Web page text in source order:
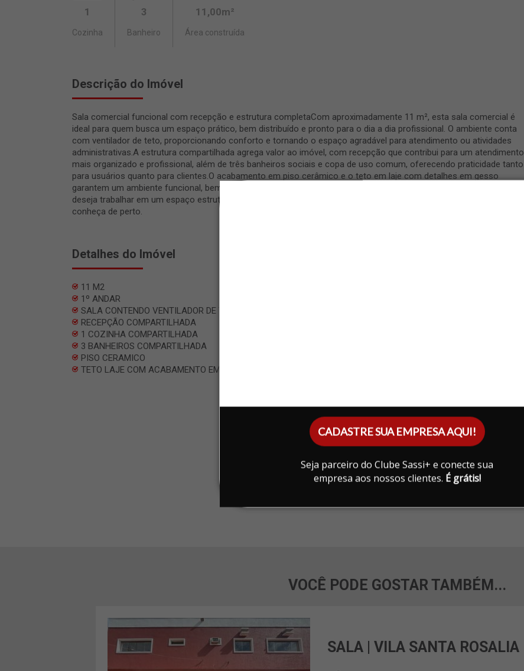
CADASTRE SUA EMPRESA AQUI!
Seja parceiro do Clube Sassi+ e conecte sua
empresa aos nossos clientes. É grátis!
1
Cozinha
3
Banheiro
11,00m²
Área construída
Descrição do Imóvel
Sala comercial funcional com recepção e estrutura completaCom aproximadamente 11 m², esta sala comercial é
ideal para quem busca um espaço prático, bem distribuído e pronto para o dia a dia profissional. O ambiente conta
com ventilador de teto, proporcionando conforto e tornando o espaço agradável para atendimento ou atividades
administrativas.A estrutura compartilhada agrega valor ao imóvel, com recepção que contribui para um atendimento
mais organizado e profissional, além de três banheiros sociais e copa de uso comum, oferecendo praticidade tanto
para usuários quanto para clientes.O acabamento em piso cerâmico e o teto em laje com detalhes em gesso
garantem um ambiente funcional, bem cuidado e de fácil manutenção.Uma excelente oportunidade para quem
deseja trabalhar em um espaço estruturado, com boa apresentação e ótimo custo-benefício. Agende sua visita e
conheça de perto.
Detalhes do Imóvel
11 M2
1º ANDAR
SALA CONTENDO VENTILADOR DE TETO
RECEPÇÃO COMPARTILHADA
1 COZINHA COMPARTILHADA
3 BANHEIROS COMPARTILHADA
PISO CERAMICO
TETO LAJE COM ACABAMENTO EM GESSO
VOCÊ PODE GOSTAR TAMBÉM...
SALA | VILA SANTA ROSALIA